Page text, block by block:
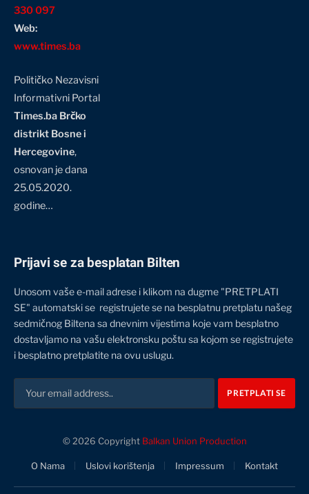
330 097
Web:
www.times.ba
Političko Nezavisni
Informativni Portal
Times.ba Brčko
distrikt Bosne i
Hercegovine,
osnovan je dana
25.05.2020.
godine…
Prijavi se za besplatan Bilten
Unosom vaše e-mail adrese i klikom na dugme "PRETPLATI
SE" automatski se registrujete se na besplatnu pretplatu našeg
sedmičnog Biltena sa dnevnim vijestima koje vam besplatno
dostavljamo na vašu elektronsku poštu sa kojom se registrujete
i besplatno pretplatite na ovu uslugu.
© 2026 Copyright Balkan Union Production
O Nama Uslovi korištenja Impressum Kontakt